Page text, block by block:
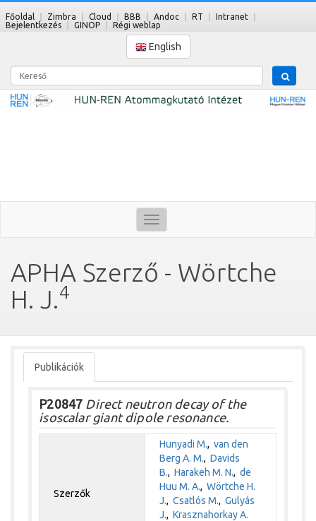
Főoldal Zimbra Cloud BBB Andoc RT
Intranet
Bejelentkezés
GINOP Régi weblap
English
Kereső
Toggle
navigation
APHA Szerző - Wörtche
H. J.4
Publikációk
P20847 Direct neutron decay of the
isoscalar giant dipole resonance.
Szerzők
Hunyadi M.,van den
Berg A. M.,Davids
B.,Harakeh M. N.,de
Huu M. A.,Wörtche H.
J.,Csatlós M.,Gulyás
J.,Krasznahorkay A.